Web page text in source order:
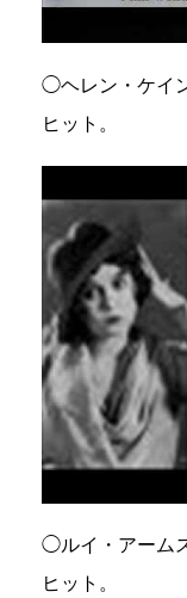
◯ヘレン・ケイ
ヒット。
◯ルイ・アーム
ヒット。